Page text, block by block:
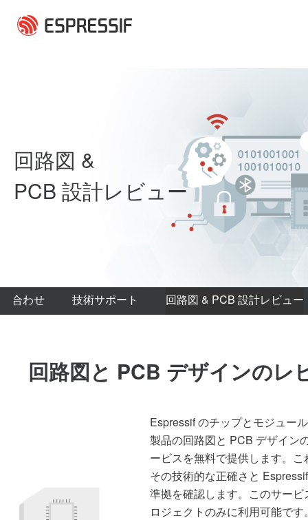
回路図 &
PCB 設計レビュー
合わせ 技術サポート 回路図 & PCB 設計レビュー
回路図と PCB デザインのレ
Espressif のチップとモジュー
製品の回路図と PCB デザイン
ービスを無料で提供します。こ
その技術的な正確さと
準拠を確認します。このサービ
ロジェクトのみに利用可能です